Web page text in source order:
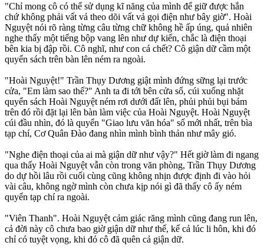
"Chỉ mong cô có thể sử dụng kĩ năng của mình để giữ được hắn
chứ không phải vất vả theo dõi vất vả gọi điện như bây giờ". Hoài
Nguyệt nói rõ ràng từng câu từng chữ không hề ấp úng, quả nhiên
nghe thấy một tiếng bộp vang lên như dự kiến, chắc là điện thoại
bên kia bị đập rồi. Cô nghĩ, như con cá chết? Cô giận dữ cầm một
quyển sách trên bàn lên ném ra ngoài.
"Hoài Nguyệt!" Trần Thụy Dương giật mình đứng sững lại trước
cửa, "Em làm sao thế?" Anh ta đi tới bên cửa sổ, cúi xuống nhặt
quyển sách Hoài Nguyệt ném rơi dưới đất lên, phủi phủi bụi bám
trên đó rồi đặt lại lên bàn làm việc của Hoài Nguyệt. Hoài Nguyệt
cúi đầu nhìn, đó là quyển "Giao lưu văn hóa" số mới nhất, trên bìa
tạp chí, Cơ Quân Đào đang nhìn mình bình thản như mây gió.
"Nghe điện thoại của ai mà giận dữ như vậy?" Hết giờ làm đi ngang
qua thấy Hoài Nguyệt vẫn còn trong văn phòng, Trần Thụy Dương
do dự hồi lâu rồi cuối cùng cũng không nhịn được định đi vào hỏi
vài câu, không ngờ mình còn chưa kịp nói gì đã thấy cô ấy ném
quyển tạp chí ra ngoài.
"Viên Thanh". Hoài Nguyệt cảm giác răng mình cũng đang run lên,
cả đời này cô chưa bao giờ giận dữ như thế, kể cả lúc li hôn, khi đó
chỉ có tuyệt vọng, khi đó cô đã quên cả giận dữ.